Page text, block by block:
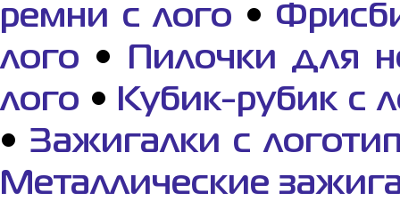
ремни с лого •
лого •
Пилочки для
лого •
Кубик-рубик с
• Зажигалки с
Металлические